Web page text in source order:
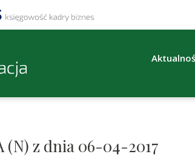
(N) z dnia 06-04-2017